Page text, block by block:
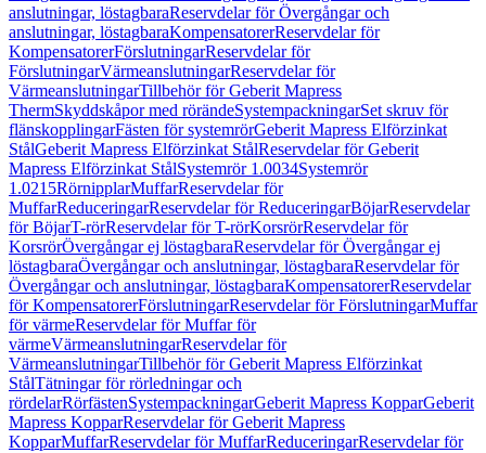
anslutningar, löstagbaraReservdelar för Övergångar och
anslutningar, löstagbaraKompensatorerReservdelar för
KompensatorerFörslutningarReservdelar för
FörslutningarVärmeanslutningarReservdelar för
VärmeanslutningarTillbehör för Geberit Mapress
ThermSkyddskåpor med rörändeSystempackningarSet skruv för
flänskopplingarFästen för systemrörGeberit Mapress Elförzinkat
StålGeberit Mapress Elförzinkat StålReservdelar för Geberit
Mapress Elförzinkat StålSystemrör 1.0034Systemrör
1.0215RörnipplarMuffarReservdelar för
MuffarReduceringarReservdelar för ReduceringarBöjarReservdelar
för BöjarT-rörReservdelar för T-rörKorsrörReservdelar för
KorsrörÖvergångar ej löstagbaraReservdelar för Övergångar ej
löstagbaraÖvergångar och anslutningar, löstagbaraReservdelar för
Övergångar och anslutningar, löstagbaraKompensatorerReservdelar
för KompensatorerFörslutningarReservdelar för FörslutningarMuffar
för värmeReservdelar för Muffar för
värmeVärmeanslutningarReservdelar för
VärmeanslutningarTillbehör för Geberit Mapress Elförzinkat
StålTätningar för rörledningar och
rördelarRörfästenSystempackningarGeberit Mapress KopparGeberit
Mapress KopparReservdelar för Geberit Mapress
KopparMuffarReservdelar för MuffarReduceringarReservdelar för